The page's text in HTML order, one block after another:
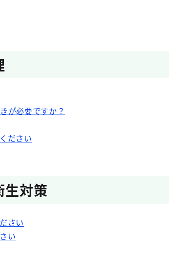
が必要ですか？
ださい
生対策
さい
い